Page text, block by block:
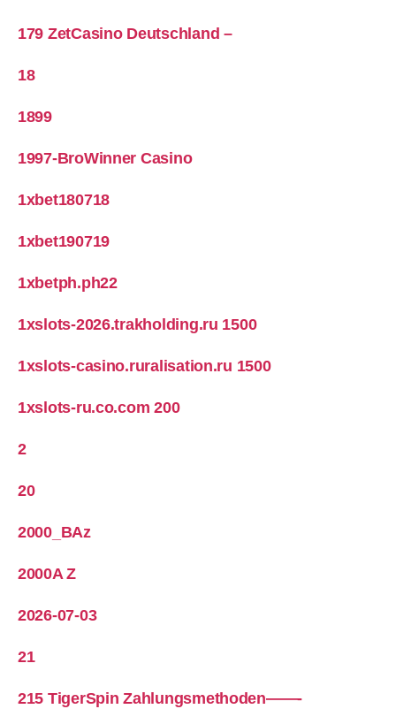
179 ZetCasino Deutschland –
18
1899
1997-BroWinner Casino
1xbet180718
1xbet190719
1xbetph.ph22
1xslots-2026.trakholding.ru 1500
1xslots-casino.ruralisation.ru 1500
1xslots-ru.co.com 200
2
20
2000_BAz
2000A Z
2026-07-03
21
215 TigerSpin Zahlungsmethoden——-